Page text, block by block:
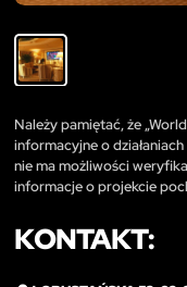
Należy pamiętać, że
informacyjne o
nie ma możliwości
informacje o projekcie
KONTAKT: